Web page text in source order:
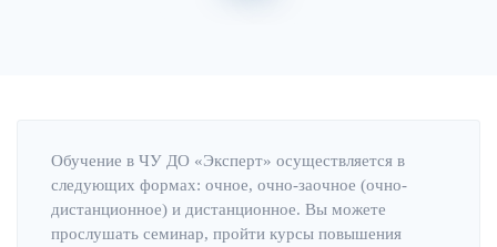
Обучение в ЧУ ДО «Эксперт» осуществляется в
следующих формах: очное, очно-заочное (очно-
дистанционное) и дистанционное. Вы можете
прослушать семинар, пройти курсы повышения